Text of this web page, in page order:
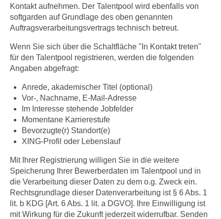
Kontakt aufnehmen. Der Talentpool wird ebenfalls von
softgarden auf Grundlage des oben genannten
Auftragsverarbeitungsvertrags technisch betreut.
Wenn Sie sich über die Schaltfläche "In Kontakt treten"
für den Talentpool registrieren, werden die folgenden
Angaben abgefragt:
Anrede, akademischer Titel (optional)
Vor-, Nachname, E-Mail-Adresse
Im Interesse stehende Jobfelder
Momentane Karrierestufe
Bevorzugte(r) Standort(e)
XING-Profil oder Lebenslauf
Mit Ihrer Registrierung willigen Sie in die weitere
Speicherung Ihrer Bewerberdaten im Talentpool und in
die Verarbeitung dieser Daten zu dem o.g. Zweck ein.
Rechtsgrundlage dieser Datenverarbeitung ist § 6 Abs. 1
lit. b KDG [Art. 6 Abs. 1 lit. a DGVO]. Ihre Einwilligung ist
mit Wirkung für die Zukunft jederzeit widerrufbar. Senden